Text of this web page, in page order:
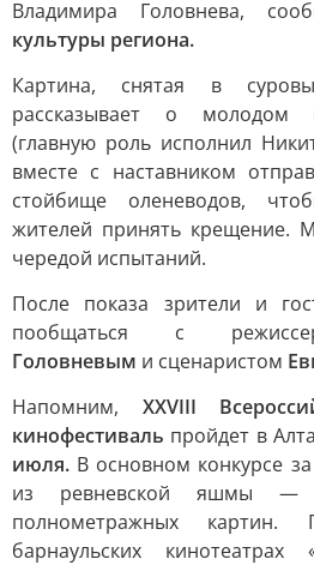
Владимира Головнева,
культуры региона.
Картина, снятая в
рассказывает о молодом
(главную роль исполнил
вместе с наставником
стойбище оленеводов,
жителей принять крещение.
чередой испытаний.
После показа зрители и
пообщаться с
Головневым и сценаристом
Напомним, XXVIII
кинофестиваль пройдет в
июля. В основном конкурсе
из ревневской яшмы —
полнометражных
барнаульских